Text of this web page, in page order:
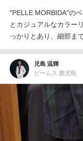
"PELLE MORBIDA"の
とカジュアルなカラー
っかりとあり、細部ま
児島 温輝
ビームス 鹿児島